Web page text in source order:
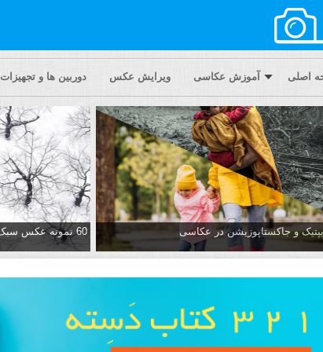
اصلی آموزش عکاسی ویرایش عکس دوربین ها و تجهیزات
و جاکستا‌پوزیشن در عکاسی 60 نمونه عکس سبک ماکسیمالیسم